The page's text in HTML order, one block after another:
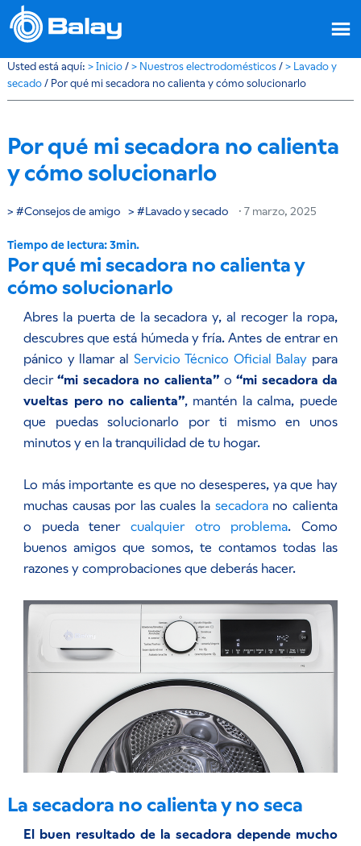
Usted está aquí: > Inicio / > Nuestros electrodomésticos / > Lavado y
secado /Por qué mi secadora no calienta y cómo solucionarlo
Por qué mi secadora no calienta
y cómo solucionarlo
Consejos de amigo Lavado y secado · 7 marzo, 2025
Por qué mi secadora no calienta y
cómo solucionarlo
Abres la puerta de la secadora y, al recoger la ropa,
descubres que está húmeda y fría. Antes de entrar en
pánico y llamar al Servicio Técnico Oficial Balay para
decir“mi secadora no calienta” o“mi secadora da
vueltas pero no calienta”, mantén la calma, puede
que puedas solucionarlo por ti mismo en unos
minutos y en la tranquilidad de tu hogar.
Lo más importante es que no desesperes, ya que hay
muchas causas por las cuales la secadorano calienta
o pueda tener cualquier otro problema. Como
buenos amigos que somos, te contamos todas las
razones y comprobaciones que deberás hacer.
La secadora no calienta y no seca
El buen resultado de la secadora depende mucho